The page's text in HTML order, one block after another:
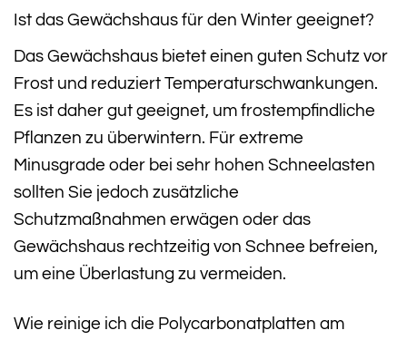
Ist das Gewächshaus für den Winter geeignet?
Das Gewächshaus bietet einen guten Schutz vor
Frost und reduziert Temperaturschwankungen.
Es ist daher gut geeignet, um frostempfindliche
Pflanzen zu überwintern. Für extreme
Minusgrade oder bei sehr hohen Schneelasten
sollten Sie jedoch zusätzliche
Schutzmaßnahmen erwägen oder das
Gewächshaus rechtzeitig von Schnee befreien,
um eine Überlastung zu vermeiden.
Wie reinige ich die Polycarbonatplatten am